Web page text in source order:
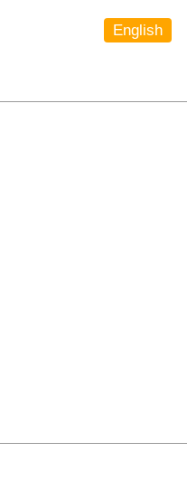
English